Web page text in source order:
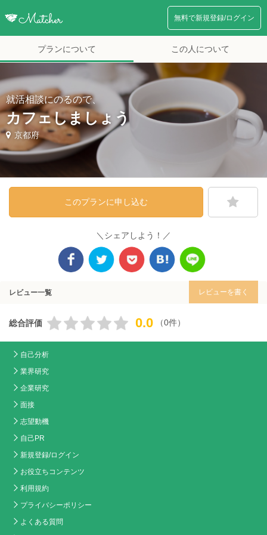
無料で新規登録/ログイン
プランについて この人について
就活相談にのるので、
カフェしましょう
京都府
このプランに申し込む
＼シェアしよう！／
レビュー一覧 レビューを書く
総合評価 0.0 （0件）
自己分析
業界研究
企業研究
面接
志望動機
自己PR
新規登録/ログイン
お役立ちコンテンツ
利用規約
プライバシーポリシー
よくある質問